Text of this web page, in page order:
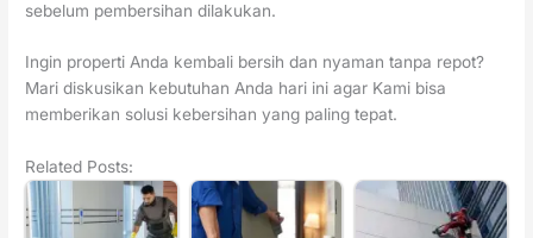
sebelum pembersihan dilakukan.
Ingin properti Anda kembali bersih dan nyaman tanpa repot?
Mari diskusikan kebutuhan Anda hari ini agar Kami bisa
memberikan solusi kebersihan yang paling tepat.
Related Posts: